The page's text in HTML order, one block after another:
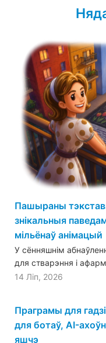
Пашыраны
знікальныя
мільёнаў анімацый
У сённяшнім
для стварэння і
14 Ліп, 2026
Праграмы для
для ботаў, AI-
яшчэ